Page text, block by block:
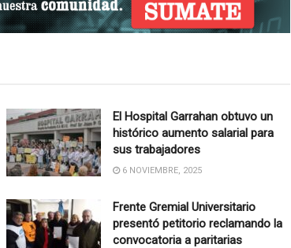
El Hospital Garrahan obtuvo un
histórico aumento salarial para
sus trabajadores
6 NOVIEMBRE, 2025
Frente Gremial Universitario
presentó petitorio reclamando la
convocatoria a paritarias